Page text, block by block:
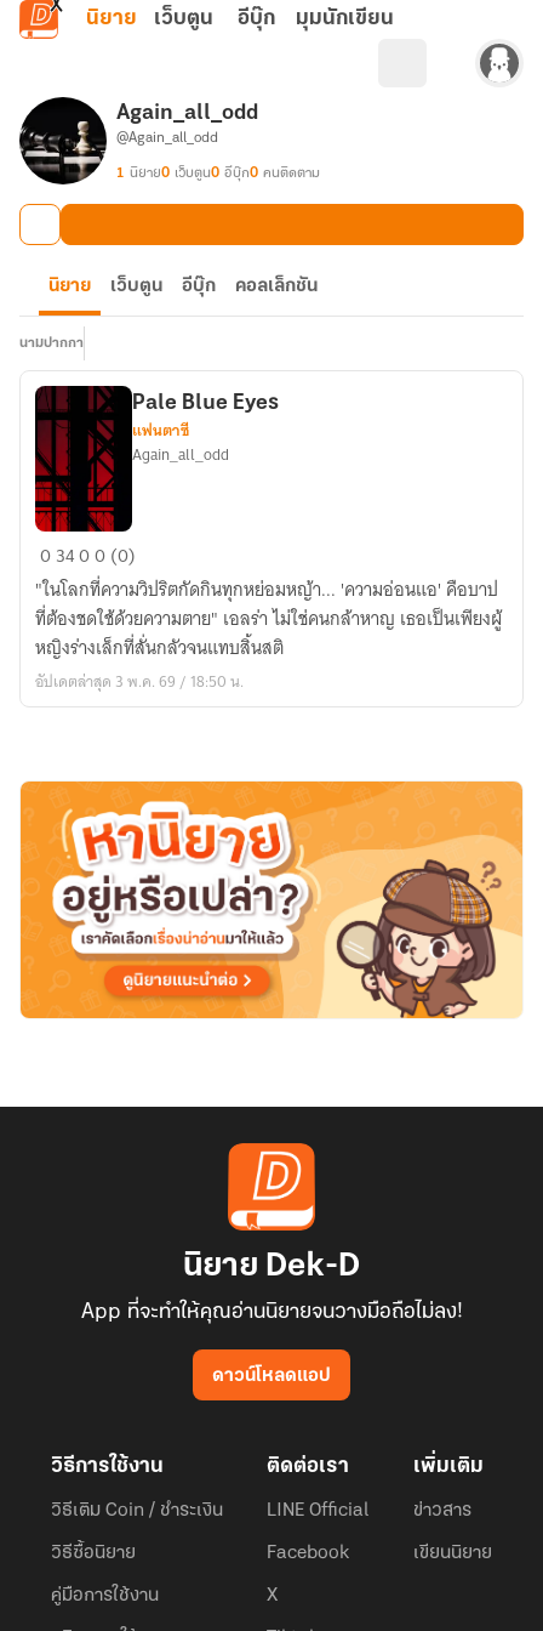
ข้ามไปยังเนื้อหาหลัก
นิยาย เว็บตูน อีบุ๊ก มุมนักเขียน
Again_all_odd
@Again_all_odd
1 นิยาย0 เว็บตูน0 อีบุ๊ก0 คนติดตาม
นิยาย เว็บตูน อีบุ๊ก คอลเล็กชัน
นามปากกา
Pale
Blue
Eyes
Pale Blue Eyes
แฟนตาซี
Again_all_odd
03400 (0)
"ในโลกที่ความวิปริตกัดกินทุกหย่อมหญ้า... 'ความอ่อนแอ' คือบาป
ที่ต้องชดใช้ด้วยความตาย" เอลร่า ไม่ใช่คนกล้าหาญ เธอเป็นเพียงผู้
หญิงร่างเล็กที่สั่นกลัวจนแทบสิ้นสติ
อัปเดตล่าสุด 3 พ.ค. 69 / 18:50 น.
นิยาย Dek-D
App ที่จะทำให้คุณอ่านนิยายจนวางมือถือไม่ลง!
ดาวน์โหลดแอป
วิธีการใช้งาน
วิธีเติม Coin / ชำระเงิน
วิธีซื้อนิยาย
คู่มือการใช้งาน
ติดต่อเรา
LINE Official
Facebook
X
เพิ่มเติม
ข่าวสาร
เขียนนิยาย